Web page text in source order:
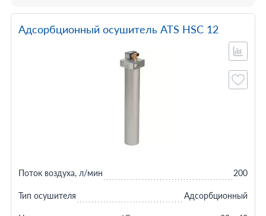
Адсорбционный осушитель ATS HSC 12
Поток воздуха, л/мин 200
Тип осушителя Адсорбционный